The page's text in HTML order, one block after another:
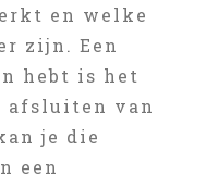
en welke
zijn. Een
hebt is het
afsluiten van
je die
een